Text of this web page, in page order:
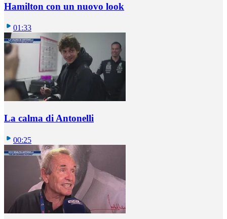
Hamilton con un nuovo look
01:33
La calma di Antonelli
00:25